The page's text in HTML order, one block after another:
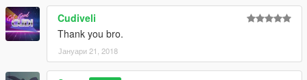
Cudiveli
Thank you bro.
Јануари 21, 2018